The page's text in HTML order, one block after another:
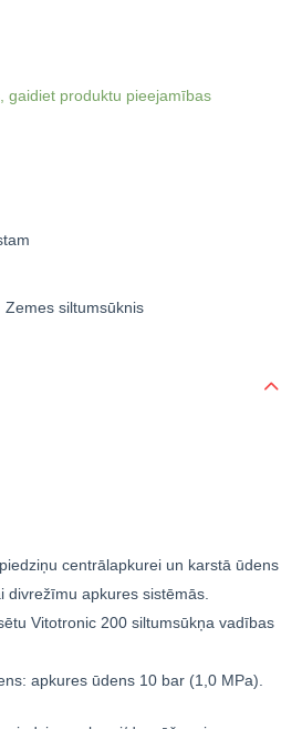
gaidiet produktu pieejamības
Zemes siltumsūknis
centrālapkurei un karstā ūdens
apkures sistēmās.
Vitotronic 200 siltumsūkņa vadības
apkures ūdens 10 bar (1,0 MPa).